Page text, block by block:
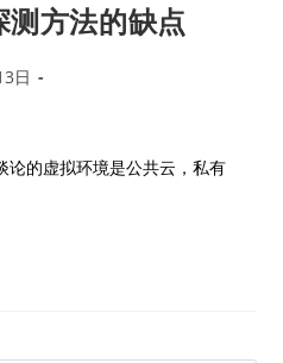
方法的缺点
日
论的虚拟环境是公共云，私有